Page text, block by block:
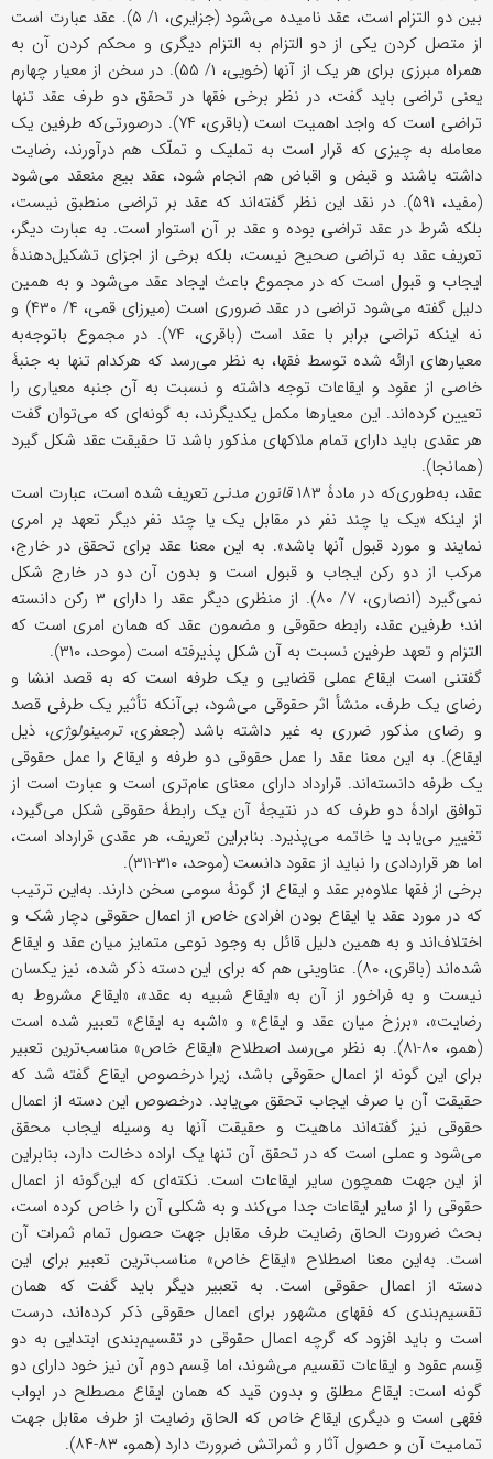
بین دو التزام است، عقد نامیده می‌شود (جزایری، ۱/ ۵). عقد عبارت است
از متصل کردن یکی از دو التزام به التزام دیگری و محکم کردن آن به
همراه مبرزی برای هر یک از آنها (خویی، ۱/ ۵۵). در سخن از معیار چهارم
یعنی تراضی باید گفت، در نظر برخی فقها در تحقق دو طرف عقد تنها
تراضی است که واجد اهمیت است (باقری، ۷۴). درصورتی‌که طرفین یک
معامله به چیزی که قرار است به تملیک و تملّک هم درآورند، رضایت
داشته باشند و قبض و اقباض هم انجام شود، عقد بیع منعقد می‌شود
(مفید، ۵۹۱). در نقد این نظر گفته‌اند که عقد بر تراضی منطبق نیست،
بلکه شرط در عقد تراضی بوده و عقد بر آن استوار است. به عبارت دیگر،
تعریف عقد به تراضی صحیح نیست، بلکه برخی از اجزای تشکیل‌دهندۀ
ایجاب و قبول است که در مجموع باعث ایجاد عقد می‌شود و به همین
دلیل گفته می‌شود تراضی در عقد ضروری است (میرزای قمی، ۴/ ۴۳۰) و
نه اینکه تراضی برابر با عقد است (باقری، ۷۴). در مجموع باتوجه‌به
معیارهای ارائه شده توسط فقها، به نظر می‌رسد که هرکدام تنها به جنبۀ
خاصی از عقود و ایقاعات توجه داشته و نسبت به آن جنبه معیاری را
تعیین کرده‌اند. این معیارها مکمل یکدیگرند، به گونه‌ای که می‌توان گفت
هر عقدی باید دارای تمام ملاکهای مذکور باشد تا حقیقت عقد شکل گیرد
(همانجا).
عقد، به‌طوری‌که در مادۀ ۱۸۳
قانون مدنیتعریف شده است، عبارت است
از اینکه «یک یا چند نفر در مقابل یک یا چند نفر دیگر تعهد بر امری
نمایند و مورد قبول آنها باشد». به این معنا عقد برای تحقق در خارج،
مرکب از دو رکن ایجاب و قبول است و بدون آن دو در خارج شکل
نمی‌گیرد (انصاری، ۷/ ۸۰). از منظری دیگر عقد را دارای ۳ رکن دانسته
اند؛ طرفین عقد، رابطه حقوقی و مضمون عقد که همان امری است که
التزام و تعهد طرفین نسبت به آن شکل پذیرفته است (موحد، ۳۱۰).
گفتنی است ایقاع عملی قضایی و یک طرفه است که به قصد انشا و
رضای یک طرف، منشأ اثر حقوقی می‌شود، بی‌آنکه تأثیر یک طرفی قصد
و رضای مذکور ضرری به غیر داشته باشد (جعفری،ترمینولوژی، ذیل
ایقاع). به این معنا عقد را عمل حقوقی دو طرفه و ایقاع را عمل حقوقی
یک طرفه دانسته‌اند. قرارداد دارای معنای عام‌تری است و عبارت است از
توافق ارادۀ دو طرف که در نتیجۀ آن یک رابطۀ حقوقی شکل می‌گیرد،
تغییر می‌یابد یا خاتمه می‌پذیرد. بنابراین تعریف، هر عقدی قرارداد است،
اما هر قراردادی را نباید از عقود دانست (موحد، ۳۱۰-۳۱۱).
برخی از فقها علاوه‌بر عقد و ایقاع از گونۀ سومی سخن دارند. به‌این ترتیب
که در مورد عقد یا ایقاع بودن افرادی خاص از اعمال حقوقی دچار شک و
اختلاف‌اند و به همین دلیل قائل به وجود نوعی متمایز میان عقد و ایقاع
شده‌اند (باقری، ۸۰). عناوینی هم که برای این دسته ذکر شده، نیز یکسان
نیست و به فراخور از آن به «ایقاع شبیه به عقد»، «ایقاع مشروط به
رضایت»، «برزخ میان عقد و ایقاع» و «اشبه به ایقاع» تعبیر شده است
(همو، ۸۰-۸۱). به نظر می‌رسد اصطلاح «ایقاع خاص» مناسب‌ترین تعبیر
برای این گونه از اعمال حقوقی باشد، زیرا درخصوص ایقاع گفته شد که
حقیقت آن با صرف ایجاب تحقق می‌یابد. درخصوص این دسته از اعمال
حقوقی نیز گفته‌اند ماهیت و حقیقت آنها به وسیله ایجاب محقق
می‌شود و عملی است که در تحقق آن تنها یک اراده دخالت دارد، بنابراین
از این جهت همچون سایر ایقاعات است. نکته‌ای که این‌گونه از اعمال
حقوقی را از سایر ایقاعات جدا می‌کند و به شکلی آن را خاص کرده است،
بحث ضرورت الحاق رضایت طرف مقابل جهت حصول تمام ثمرات آن
است. به‌این معنا اصطلاح «ایقاع خاص» مناسب‌ترین تعبیر برای این
دسته از اعمال حقوقی است. به تعبیر دیگر باید گفت که همان
تقسیم‌بندی که فقهای مشهور برای اعمال حقوقی ذکر کرده‌اند، درست
است و باید افزود که گرچه اعمال حقوقی در تقسیم‌بندی ابتدایی به دو
قِسم عقود و ایقاعات تقسیم می‌شوند، اما قِسم دوم آن نیز خود دارای دو
گونه است: ایقاع مطلق و بدون قید که همان ایقاع مصطلح در ابواب
فقهی است و دیگری ایقاع خاص که الحاق رضایت از طرف مقابل جهت
تمامیت آن و حصول آثار و ثمراتش ضرورت دارد (همو، ۸۳-۸۴).